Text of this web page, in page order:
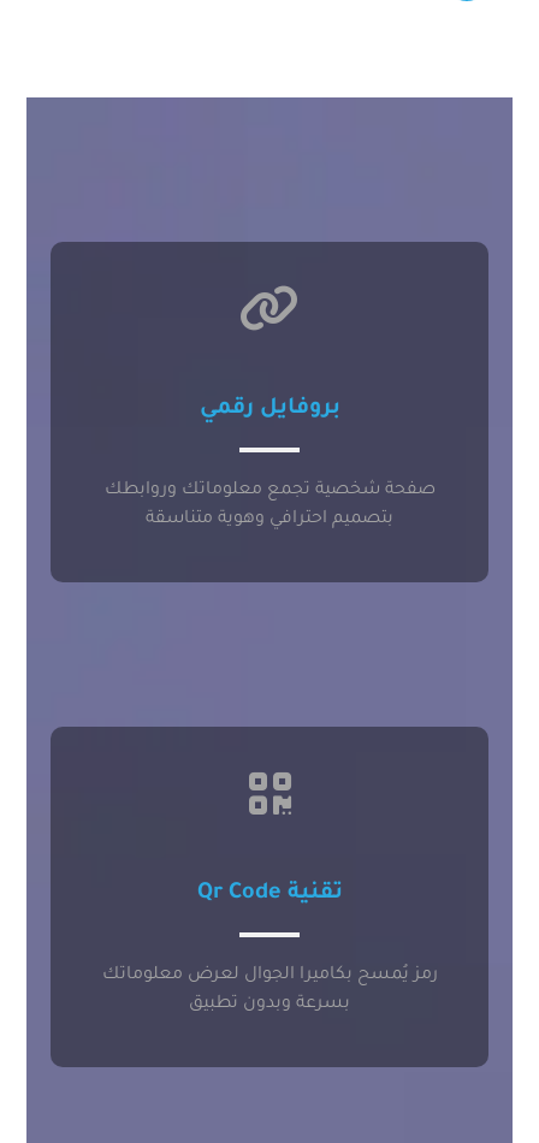
بروفايل رقمي
صفحة شخصية تجمع معلوماتك وروابطك
بتصميم احترافي وهوية متناسقة
تقنية Qr Code
رمز يُمسح بكاميرا الجوال لعرض معلوماتك
بسرعة وبدون تطبيق